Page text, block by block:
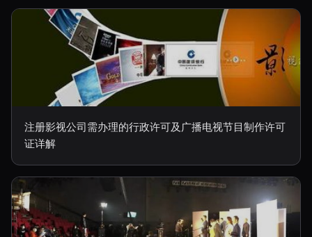
注册影视公司需办理的行政许可及广播电视节目制作许可
证详解